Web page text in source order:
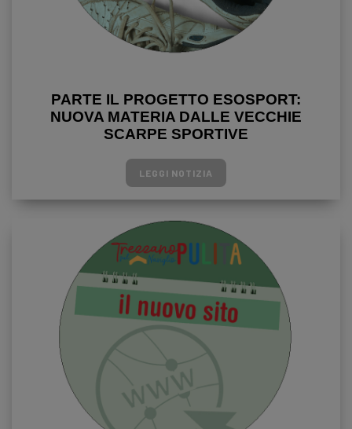
PARTE IL PROGETTO ESOSPORT:
NUOVA MATERIA DALLE VECCHIE
SCARPE SPORTIVE
LEGGI NOTIZIA